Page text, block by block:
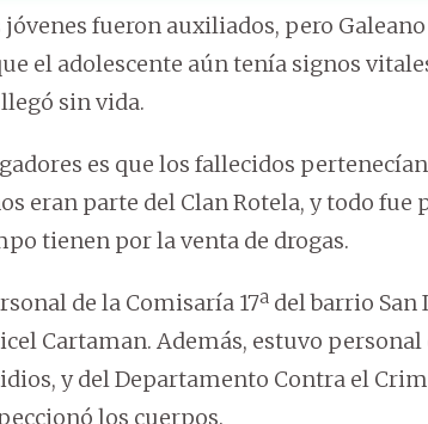
fueron auxiliados, pero
el adolescente aún tenía signos
sin vida.
es que los fallecidos
eran parte del Clan Rotela, y todo fue
tienen por la venta de drogas.
de la Comisaría 17ª del barrio San
Cartaman. Además, estuvo
y del Departamento Contra el
los cuerpos.